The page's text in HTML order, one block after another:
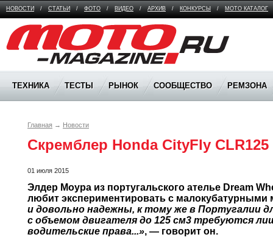
НОВОСТИ / СТАТЬИ / ФОТО / ВИДЕО / АРХИВ / КОНКУРСЫ / МОТО КАТАЛОГ
Moto Magazine
ТЕХНИКА ТЕСТЫ РЫНОК СООБЩЕСТВО РЕМЗОНА
Главная → Новости
Скремблер Honda CityFly CLR125
01 июля 2015
Элдер Моура из португальского ателье Dream
любит экспериментировать с малокубатурными
и довольно надежны, к тому же в Португалии
с объемом двигателя до 125 см3 требуются
водительские права...», — говорит он.